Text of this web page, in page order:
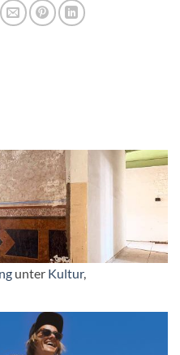
unter Kultur,